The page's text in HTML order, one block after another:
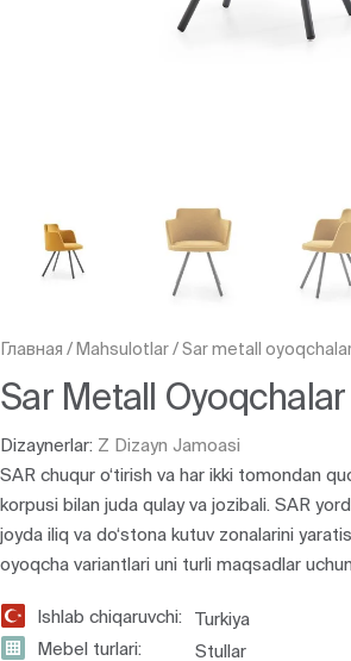
Главная / Mahsulotlar/Sar metall
Sar Metall
Dizaynerlar: Z Dizayn Jamoasi
SAR chuqur o‘tirish va har ikki tomondan
korpusi bilan juda qulay va jozibali. SAR
joyda iliq va do‘stona kutuv zonalarini
oyoqcha variantlari uni turli maqsadlar
Ishlab chiqaruvchi:
Turkiya
Mebel turlari:
Stullar